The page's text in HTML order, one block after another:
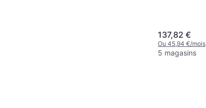
137,82 €
Ou 45,94 €/mois
5 magasins